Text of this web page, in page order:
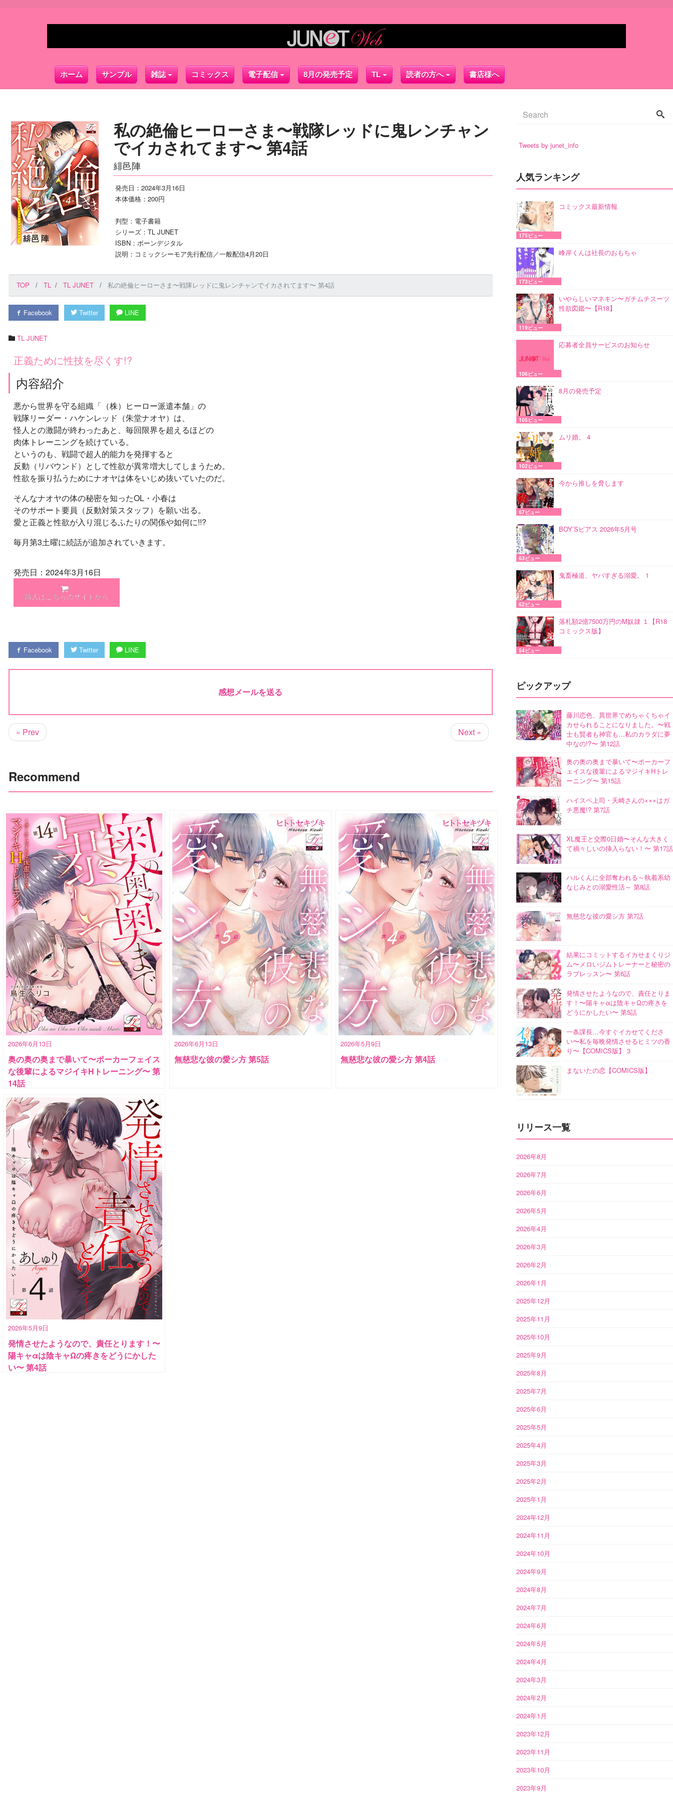
ホーム サンプル 雑誌 コミックス 電子配信 8月の発売予定 TL 読者の方へ 書店様へ
私の絶倫ヒーローさま〜戦隊レッドに鬼レンチャン
でイカされてます〜 第4話
緋邑陣
発売日：2024年3月16日
本体価格：200円
判型：電子書籍
シリーズ：TL JUNET
ISBN：ボーンデジタル
説明：コミックシーモア先行配信／一般配信4月20日
TOP TL TL JUNET 私の絶倫ヒーローさま〜戦隊レッドに鬼レンチャンでイカされてます〜 第4話
Facebook Twitter LINE
TL JUNET
正義ために性技を尽くす!?
内容紹介
悪から世界を守る組織「（株）ヒーロー派遣本舗」の
戦隊リーダー・ハケンレッド（朱堂ナオヤ）は、
怪人との激闘が終わったあと、毎回限界を超えるほどの
肉体トレーニングを続けている。
というのも、戦闘で超人的能力を発揮すると
反動（リバウンド）として性欲が異常増大してしまうため。
性欲を振り払うためにナオヤは体をいじめ抜いていたのだ。
そんなナオヤの体の秘密を知ったOL・小春は
そのサポート要員（反動対策スタッフ）を願い出る。
愛と正義と性欲が入り混じるふたりの関係や如何に!!?
毎月第3土曜に続話が追加されていきます。
発売日：2024年3月16日
購入はこちらのサイトから
Facebook Twitter LINE
感想メールを送る
« Prev Next »
Recommend
2026年6月13日
奥の奥の奥まで暴いて〜ポーカーフェイス
な後輩によるマジイキHトレーニング〜 第
14話
2026年6月13日
無慈悲な彼の愛シ方 第5話
2026年5月9日
無慈悲な彼の愛シ方 第4話
2026年5月9日
発情させたようなので、責任とります！〜
陽キャαは陰キャΩの疼きをどうにかした
い〜 第4話
Tweets by junet_info
人気ランキング
コミックス最新情報
175ビュー
峰岸くんは社長のおもちゃ
173ビュー
いやらしいマネキン〜ガチムチスーツ
性欲図鑑〜【R18】
119ビュー
応募者全員サービスのお知らせ
106ビュー
8月の発売予定
105ビュー
ムリ婚。 4
102ビュー
今から推しを脅します
67ビュー
BOY’Sピアス 2026年5月号
63ビュー
鬼畜極道、ヤバすぎる溺愛。 1
62ビュー
落札額2億7500万円のM奴隷 １【R18
コミックス版】
54ビュー
ピックアップ
藤川恋色、異世界でめちゃくちゃイ
カせられることになりました。〜戦
士も賢者も神官も…私のカラダに夢
中なの!?〜 第12話
奥の奥の奥まで暴いて〜ポーカーフ
ェイスな後輩によるマジイキHトレ
ーニング〜 第15話
ハイスペ上司・天崎さんの×××はガ
チ悪魔!? 第7話
XL魔王と交際0日婚〜そんな大きく
て禍々しいの挿入らない！〜 第17話
ハルくんに全部奪われる～執着系幼
なじみとの溺愛性活～ 第8話
無慈悲な彼の愛シ方 第7話
結果にコミットするイカせまくりジ
ム〜メロいジムトレーナーと秘密の
ラブレッスン〜 第6話
発情させたようなので、責任とりま
す！〜陽キャαは陰キャΩの疼きを
どうにかしたい〜 第5話
一条課長…今すぐイカせてくださ
い〜私を毎晩発情させるヒミツの香
り〜【COMICS版】 3
まないたの恋【COMICS版】
リリース一覧
2026年8月
2026年7月
2026年6月
2026年5月
2026年4月
2026年3月
2026年2月
2026年1月
2025年12月
2025年11月
2025年10月
2025年9月
2025年8月
2025年7月
2025年6月
2025年5月
2025年4月
2025年3月
2025年2月
2025年1月
2024年12月
2024年11月
2024年10月
2024年9月
2024年8月
2024年7月
2024年6月
2024年5月
2024年4月
2024年3月
2024年2月
2024年1月
2023年12月
2023年11月
2023年10月
2023年9月